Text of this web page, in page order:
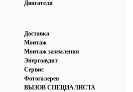
Двигатели
Доставка
Монтаж
Монтаж заземления
Энергоаудит
Сервис
Фотогалерея
ВЫЗОВ СПЕЦИАЛИСТА